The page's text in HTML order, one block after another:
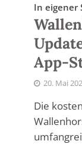
In eigener
App-
20. Mai
Die